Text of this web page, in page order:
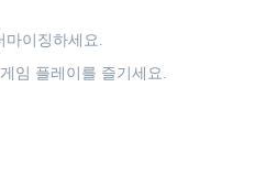
마이징하세요.
임 플레이를 즐기세요.